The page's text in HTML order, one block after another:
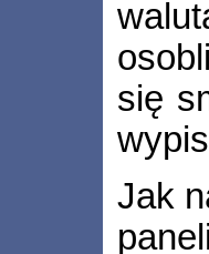
się
Jak